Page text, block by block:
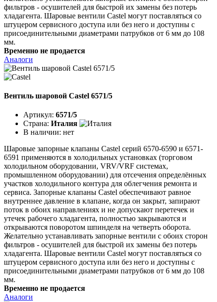
фильтров - осушителей для быстрой их замены без потерь
хладагента. Шаровые вентили Castel могут поставляться со
штуцером сервисного доступа или без него и доступны с
присоединительными диаметрами патрубков от 6 мм до 108
мм.
Временно не продается
Аналоги
Вентиль шаровой Castel 6571/5
Артикул: 6571/5
Страна: Италия
В наличии: нет
Шаровые запорные клапаны Castel серий 6570-6590 и 6571-
6591 применяются в холодильных установках (торговом
холодильном оборудовании, VRV/VRF системах,
промышленном оборудовании) для отсечения определённых
участков холодильного контура для облегчения ремонта и
сервиса. Запорные клапаны Castel обеспечивают равное
внутреннее давление в клапане, когда он закрыт, запирают
поток в обоих направлениях и не допускают перетечек и
утечек рабочего хладагента, полностью закрываются и
открываются поворотом шпинделя на четверть оборота.
Желательно устанавливать запорные вентили с обоих сторон
фильтров - осушителей для быстрой их замены без потерь
хладагента. Шаровые вентили Castel могут поставляться со
штуцером сервисного доступа или без него и доступны с
присоединительными диаметрами патрубков от 6 мм до 108
мм.
Временно не продается
Аналоги